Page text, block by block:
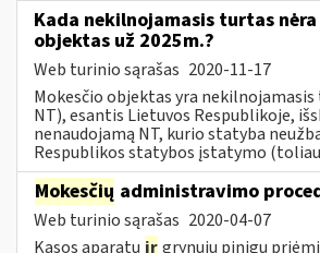
Kada nekilnojamasis turtas
objektas už 2025m.?
Web turinio sąrašas 2020-11-17
Mokesčio objektas yra
NT), esantis Lietuvos Respublikoje,
nenaudojamą NT, kurio statyba
Respublikos statybos įstatymo
Mokesčių administravimo
Web turinio sąrašas 2020-04-07
Kasos aparatų irgrynųjų pinigų